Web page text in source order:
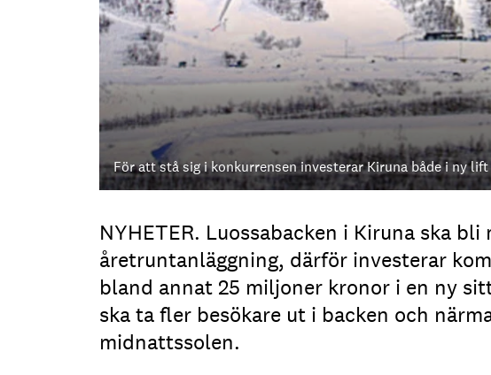
För att stå sig i konkurrensen investerar Kiruna både i ny
NYHETER. Luossabacken i Kiruna ska bli
åretruntanläggning, därför investerar
bland annat 25 miljoner kronor i en ny
ska ta fler besökare ut i backen och
midnattssolen.